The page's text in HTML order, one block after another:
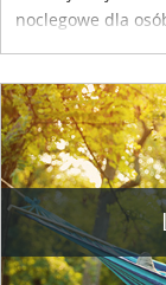
noclegowe dla